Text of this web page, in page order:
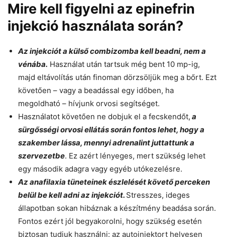
Mire kell figyelni az epinefrin
injekció használata során?
Az injekciót a külső combizomba kell beadni, nem a
vénába. Használat után tartsuk még bent 10 mp-ig,
majd eltávolítás után finoman dörzsöljük meg a bőrt. Ezt
követően – vagy a beadással egy időben, ha
megoldható – hívjunk orvosi segítséget.
Használatot követően ne dobjuk el a fecskendőt, a
sürgősségi orvosi ellátás során fontos lehet, hogy a
szakember lássa, mennyi adrenalint juttattunk a
szervezetbe. Ez azért lényeges, mert szükség lehet
egy második adagra vagy egyéb utókezelésre.
Az anafilaxia tüneteinek észlelését követő perceken
belül be kell adni az injekciót. Stresszes, ideges
állapotban sokan hibáznak a készítmény beadása során.
Fontos ezért jól begyakorolni, hogy szükség esetén
biztosan tudjuk használni: az autoinjektort helyesen